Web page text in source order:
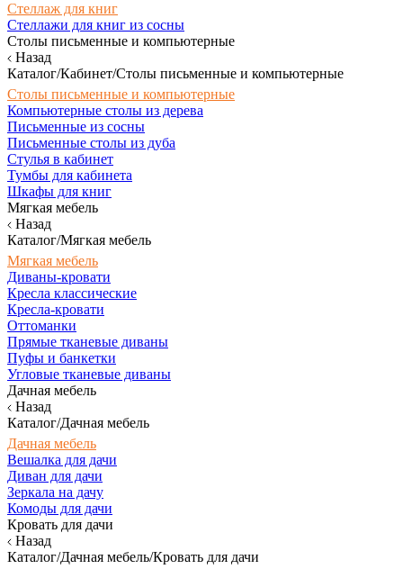
Стеллаж для книг
Стеллажи для книг из сосны
Столы письменные и компьютерные
Назад
Каталог/Кабинет/Столы письменные и компьютерные
Столы письменные и компьютерные
Компьютерные столы из дерева
Письменные из сосны
Письменные столы из дуба
Стулья в кабинет
Тумбы для кабинета
Шкафы для книг
Мягкая мебель
Назад
Каталог/Мягкая мебель
Мягкая мебель
Диваны-кровати
Кресла классические
Кресла-кровати
Оттоманки
Прямые тканевые диваны
Пуфы и банкетки
Угловые тканевые диваны
Дачная мебель
Назад
Каталог/Дачная мебель
Дачная мебель
Вешалка для дачи
Диван для дачи
Зеркала на дачу
Комоды для дачи
Кровать для дачи
Назад
Каталог/Дачная мебель/Кровать для дачи